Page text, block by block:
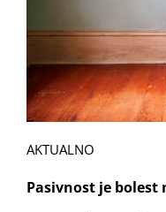
AKTUALNO
Pasivnost je bolest